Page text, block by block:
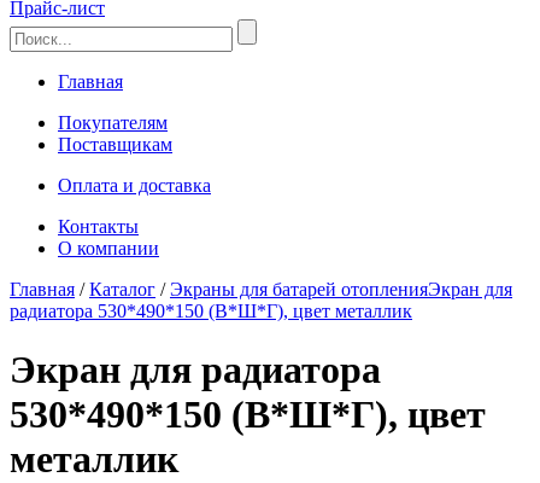
Прайс-лист
Главная
Покупателям
Поставщикам
Оплата и доставка
Контакты
О компании
Главная /Каталог /Экраны для батарей отопленияЭкран для
радиатора 530*490*150 (В*Ш*Г), цвет металлик
Экран для радиатора
530*490*150 (В*Ш*Г), цвет
металлик